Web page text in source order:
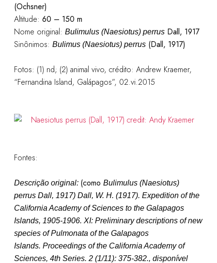
(Ochsner)
Altitude: 60 – 150 m
Nome original: Bulimulus (Naesiotus)perrusDall, 1917
Sinônimos: Bulimus (Naesiotus) perrus(Dall, 1917)
Fotos: (1) nd; (2) animal vivo, crédito: AndrewKraemer,
“Fernandina Island, Galápagos”, 02.vi.2015
Fontes:
Descrição original: (como Bulimulus (Naesiotus)
perrus Dall, 1917) Dall, W. H. (1917). Expedition of the
California Academy of Sciences to the Galapagos
Islands, 1905-1906. XI: Preliminary descriptions of new
species of Pulmonata of the Galapagos
Islands. Proceedings of the California Academy of
Sciences, 4th Series. 2 (1/11): 375-382., disponível